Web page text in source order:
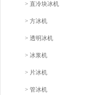
> 直冷块冰机
> 方冰机
> 透明冰机
> 冰浆机
> 片冰机
> 管冰机